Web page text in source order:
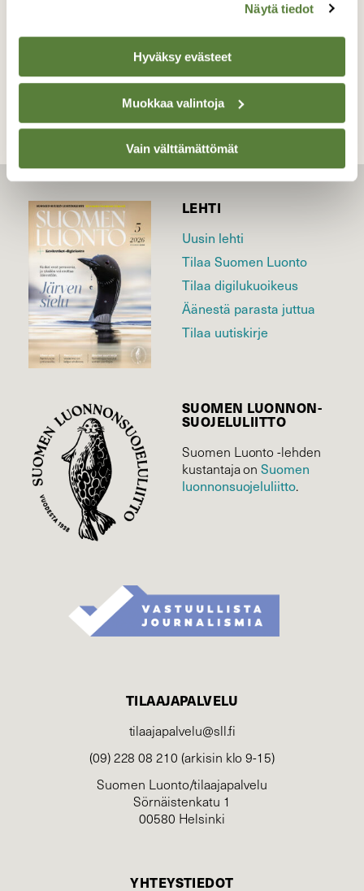
Näytä tiedot
Hyväksy evästeet
Muokkaa valintoja
Vain välttämättömät
TAKAISIN LISTAAN
LEHTI
Uusin lehti
Tilaa Suomen Luonto
Tilaa digilukuoikeus
Äänestä parasta juttua
Tilaa uutiskirje
SUOMEN LUONNON­
SUOJELU­LIITTO
Suomen Luonto -lehden
kustantaja onSuomen
luonnonsuojelu­liitto.
TILAAJAPALVELU
tilaajapalvelu@sll.fi
(09) 228 08 210 (arkisin klo 9-15)
Suomen Luonto/tilaajapalvelu
Sörnäistenkatu 1
00580 Helsinki
YHTEYSTIEDOT